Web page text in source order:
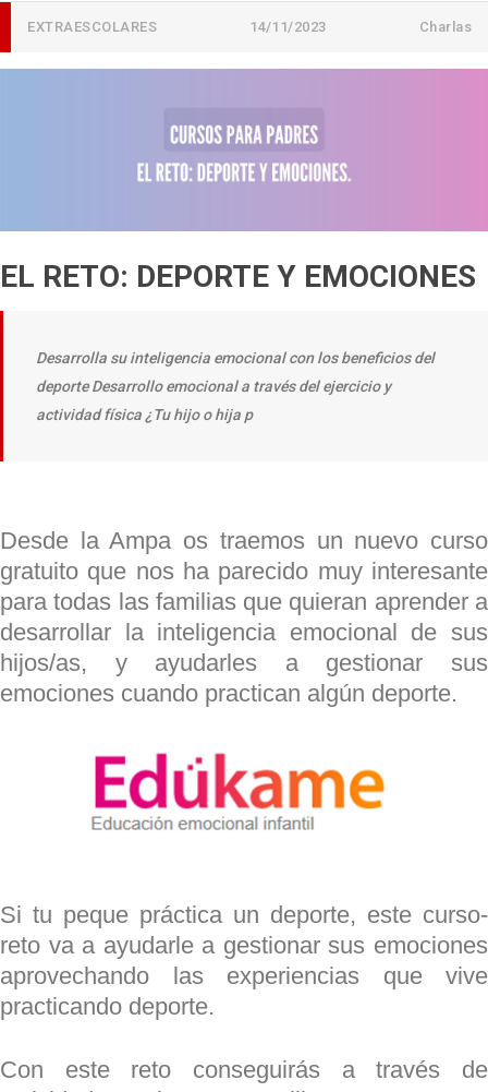
EXTRAESCOLARES 14/11/2023 Charlas
EL RETO: DEPORTE Y EMOCIONES
Desarrolla su inteligencia emocional con los beneficios del
deporte Desarrollo emocional a través del ejercicio y
actividad física ¿Tu hijo o hija p
Desde la Ampa os traemos un nuevo curso
gratuito que nos ha parecido muy interesante
para todas las familias que quieran aprender a
desarrollar la inteligencia emocional de sus
hijos/as, y ayudarles a gestionar sus
emociones cuando practican algún deporte.
Si tu peque práctica un deporte, este curso-
reto va a ayudarle a gestionar sus emociones
aprovechando las experiencias que vive
practicando deporte.
Con este reto conseguirás a través de